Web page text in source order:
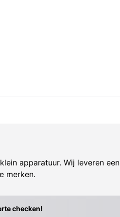
apparatuur. Wij leveren een
merken.
checken!